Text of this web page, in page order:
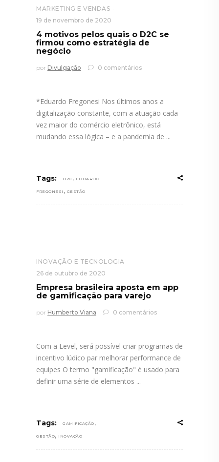
MARKETING E VENDAS
19 de novembro de 2020
4 motivos pelos quais o D2C se
firmou como estratégia de
negócio
por Divulgação 0 comentários
*Eduardo Fregonesi Nos últimos anos a
digitalização constante, com a atuação cada
vez maior do comércio eletrônico, está
mudando essa lógica – e a pandemia de
Tags: D2C , EDUARDO
FREGONESI , GESTÃO
INOVAÇÃO E TECNOLOGIA
26 de outubro de 2020
Empresa brasileira aposta em app
de gamificação para varejo
por Humberto Viana 0 comentários
Com a Level, será possível criar programas de
incentivo lúdico par melhorar performance de
equipes O termo "gamificação" é usado para
definir uma série de elementos
Tags: GAMIFICAÇÃO ,
GESTÃO, INOVAÇÃO